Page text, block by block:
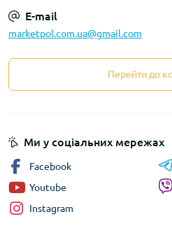
E-mail
marketpol.com.ua@gmail.com
Перейти до
Ми у соціальних мережах
Facebook
Youtube
Instagram